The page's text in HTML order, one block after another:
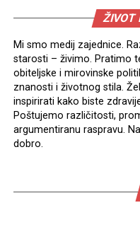
ŽIVOT
Mi smo medij zajednice.
starosti – živimo. Pratimo
obiteljske i mirovinske
znanosti i životnog stila.
inspirirati kako biste
Poštujemo različitosti,
argumentiranu raspravu.
dobro.